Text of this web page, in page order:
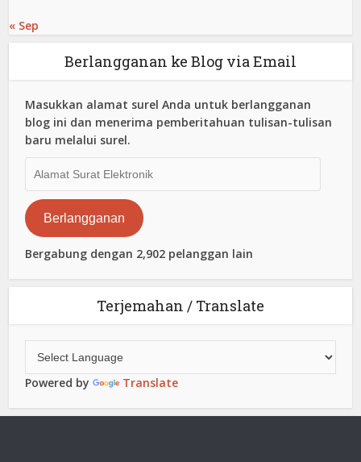
« Sep
Berlangganan ke Blog via Email
Masukkan alamat surel Anda untuk berlangganan
blog ini dan menerima pemberitahuan tulisan-tulisan
baru melalui surel.
Surat
Elektronik
Berlangganan
Bergabung dengan 2,902 pelanggan lain
Terjemahan / Translate
Powered by Translate